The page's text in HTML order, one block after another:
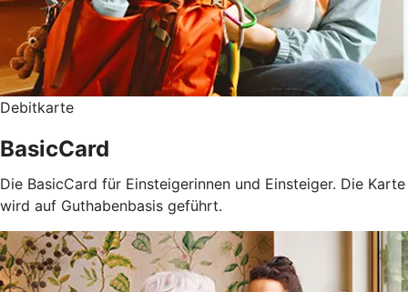
Debitkarte
BasicCard
Die BasicCard für Einsteigerinnen und Einsteiger. Die Karte
wird auf Guthabenbasis geführt.